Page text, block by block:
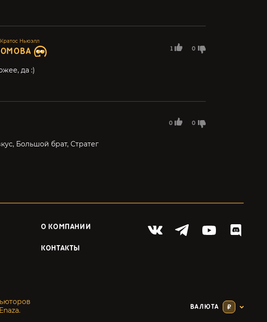
Кратос Ньюэлл
1 0
да :)
0 0
Большой брат, Стратег
О КОМПАНИИ
КОНТАКТЫ
ВАЛЮТА ₽